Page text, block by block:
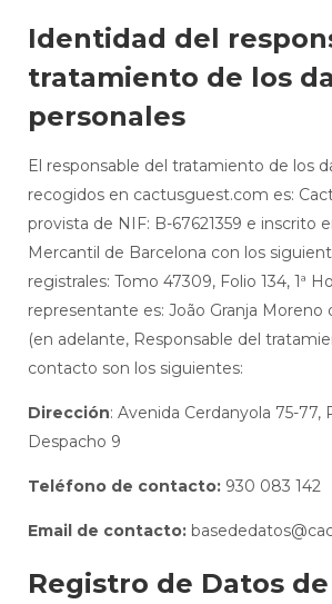
Identidad del
tratamiento de los
personales
El responsable del tratamiento de los
recogidos en cactusguest.com es:
provista de NIF: B-67621359 e inscrito
Mercantil de Barcelona con los
registrales: Tomo 47309, Folio 134, 1ª
representante es: João Granja Moreno
(en adelante, Responsable del
contacto son los siguientes:
Dirección: Avenida Cerdanyola 75-77,
Despacho 9
Teléfono de contacto:930 083 142
Email de contacto:
Registro de Datos